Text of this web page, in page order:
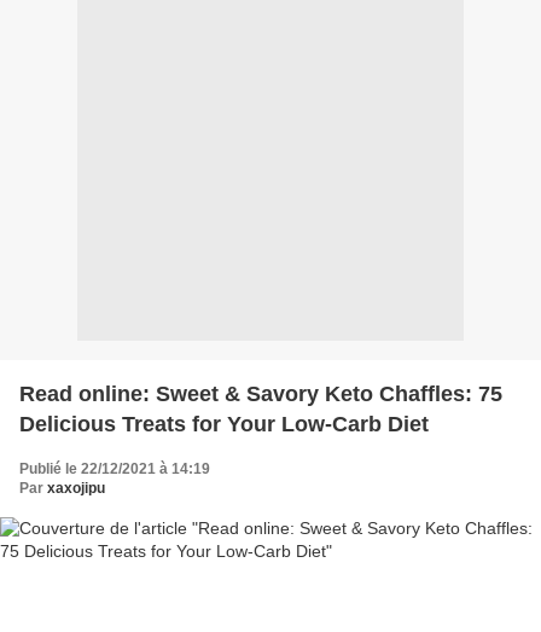
Read online: Sweet & Savory Keto Chaffles: 75
Delicious Treats for Your Low-Carb Diet
Publié le 22/12/2021 à 14:19
Par xaxojipu